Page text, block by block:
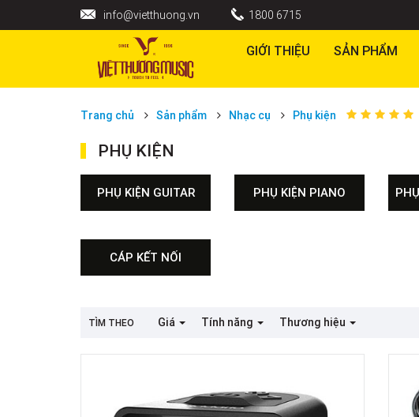
info@vietthuong.vn 1800 6715
GIỚI THIỆU SẢN PHẨM
Trang chủ Sản phẩm Nhạc cụ Phụ kiện
PHỤ KIỆN
PHỤ KIỆN GUITAR
Dây Đeo Đàn Guitar
Capo Đàn Guitar
Pickup Đàn Guitar
PHỤ KIỆN PIANO
CÁP KẾT NỐI
TÌM THEO Giá Tính năng Thương hiệu